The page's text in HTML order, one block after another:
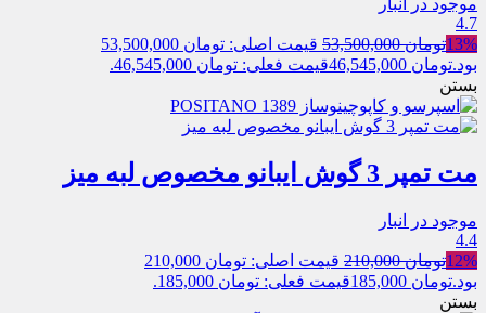
موجود در انبار
4.7
13%تومان53,500,000
قیمت اصلی: تومان 53,500,000
بود.تومان
قیمت فعلی: تومان 46,545,000.
بستن
مت تمپر 3 گوش ایبانو مخصوص لبه میز
موجود در انبار
4.4
12%تومان210,000
قیمت اصلی: تومان 210,000
بود.تومان
قیمت فعلی: تومان 185,000.
بستن